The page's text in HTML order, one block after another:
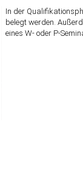
In der
belegt werden.
eines W- oder P-